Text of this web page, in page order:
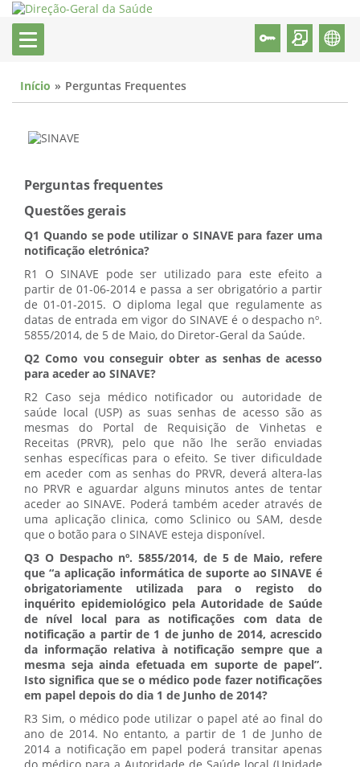
Início Perguntas Frequentes
Perguntas frequentes
Questões gerais
Q1 Quando se pode utilizar o SINAVE para fazer uma
notificação eletrónica?
R1 O SINAVE pode ser utilizado para este efeito a
partir de 01-06-2014 e passa a ser obrigatório a partir
de 01-01-2015. O diploma legal que regulamente as
datas de entrada em vigor do SINAVE é o despacho nº.
5855/2014, de 5 de Maio, do Diretor-Geral da Saúde.
Q2 Como vou conseguir obter as senhas de acesso
para aceder ao SINAVE?
R2 Caso seja médico notificador ou autoridade de
saúde local (USP) as suas senhas de acesso são as
mesmas do Portal de Requisição de Vinhetas e
Receitas (PRVR), pelo que não lhe serão enviadas
senhas específicas para o efeito. Se tiver dificuldade
em aceder com as senhas do PRVR, deverá altera-las
no PRVR e aguardar alguns minutos antes de tentar
aceder ao SINAVE. Poderá também aceder através de
uma aplicação clinica, como Sclinico ou SAM, desde
que o botão para o SINAVE esteja disponível.
Q3 O Despacho nº. 5855/2014, de 5 de Maio, refere
que “a aplicação informática de suporte ao SINAVE é
obrigatoriamente utilizada para o registo do
inquérito epidemiológico pela Autoridade de Saúde
de nível local para as notificações com data de
notificação a partir de 1 de junho de 2014, acrescido
da informação relativa à notificação sempre que a
mesma seja ainda efetuada em suporte de papel”.
Isto significa que se o médico pode fazer notificações
em papel depois do dia 1 de Junho de 2014?
R3 Sim, o médico pode utilizar o papel até ao final do
ano de 2014. No entanto, a partir de 1 de Junho de
2014 a notificação em papel poderá transitar apenas